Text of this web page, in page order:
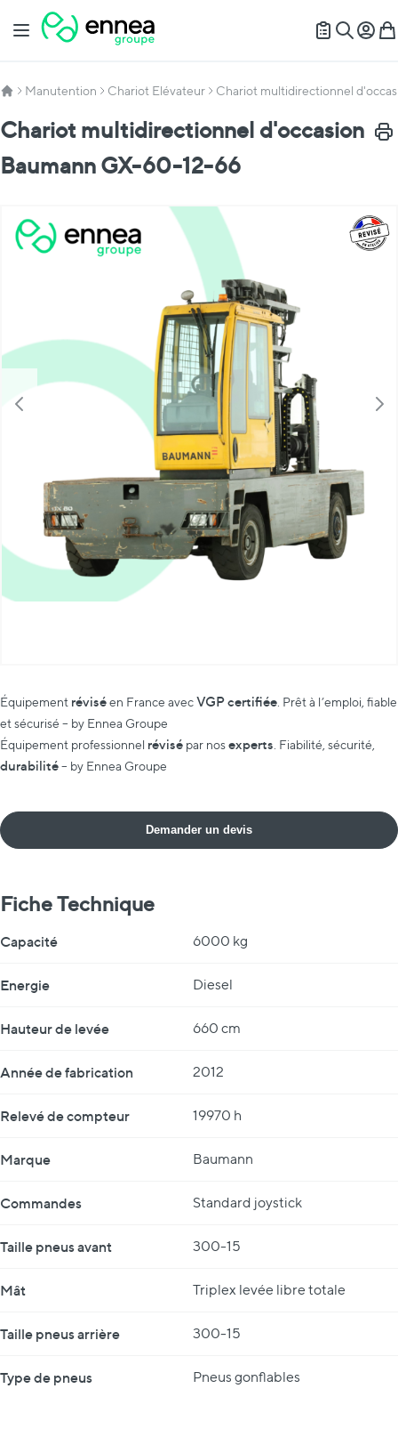
Allez au contenu
Basculer la navigation
Mon
Manutention Chariot Elévateur Chariot multidirectionnel
Chariot multidirectionnel d'occasion
Baumann GX-60-12-66
Équipement réviséen France avecVGP certifiée . Prêt à l’emploi, fiable
et sécurisé – by Ennea Groupe
Équipement professionnel révisé par nosexperts . Fiabilité, sécurité,
durabilité– by Ennea Groupe
Demander un devis
Fiche Technique
Capacité 6000 kg
Energie Diesel
Hauteur de levée 660 cm
Année de fabrication 2012
Relevé de compteur 19970 h
Marque Baumann
Commandes Standard joystick
Taille pneus avant 300-15
Mât Triplex levée libre totale
Taille pneus arrière 300-15
Type de pneus Pneus gonflables